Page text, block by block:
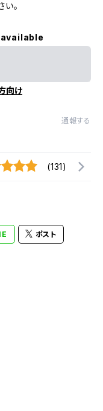
。
向け
通報する
(131)
ポスト